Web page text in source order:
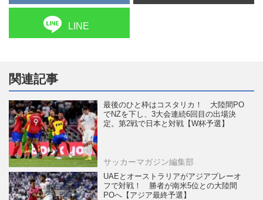
LINE
関連記事
最後のひと枠はコスタリカ！ 大陸間PO
でNZを下し、3大会連続6回目の出場決
定。第2戦で日本と対戦【W杯予選】
サッカーマガジン編集部
UAEとオーストラリアがアジアプレーオ
フで対戦！ 勝者が南米5位との大陸間
POへ【アジア最終予選】